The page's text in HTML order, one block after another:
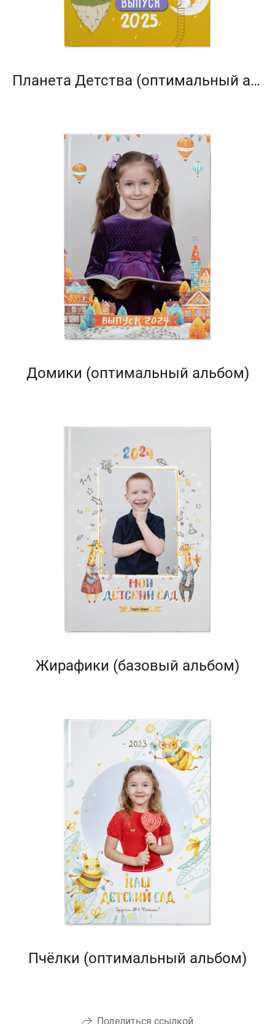
Планета Детства (оптимальный альбом)
Домики (оптимальный альбом)
Жирафики (базовый альбом)
Пчёлки (оптимальный альбом)
Поделиться ссылкой